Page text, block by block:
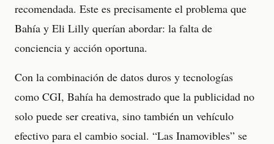
recomendada. Este es precisamente el problema que
Bahía y Eli Lilly querían abordar: la falta de
conciencia y acción oportuna.
Con la combinación de datos duros y tecnologías
como CGI, Bahía ha demostrado que la publicidad no
solo puede ser creativa, sino también un vehículo
efectivo para el cambio social. “Las Inamovibles” se